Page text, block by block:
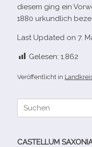
die­sem ging ein
1880 urkund­lich
Last Updated on 7.
Gelesen: 1.862
Veröffentlicht in
Suche
CASTELLUM